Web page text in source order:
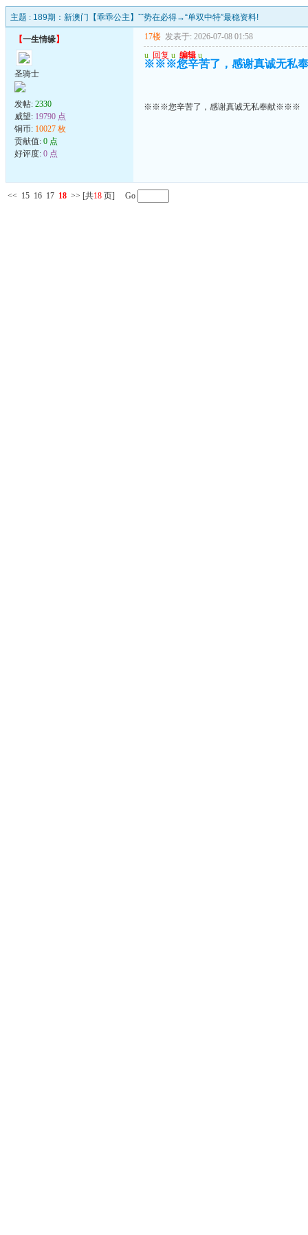
主题 : 189期：新澳门【乖乖公主】ˇˇ势在必得→“单双中特”最稳资料!
【一生情缘】
圣骑士
发帖: 2330
威望: 19790 点
铜币: 10027 枚
贡献值: 0 点
好评度: 0 点
17楼 发表于: 2026-07-08 01:58
u 回复 u 编辑 u
※※※您辛苦了，感谢真诚无
※※※您辛苦了，感谢真诚无私奉献※※※
<< 15 16 17 18 >> [共18 页] Go